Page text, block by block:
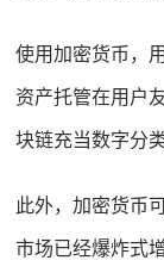
使用加密货币，
资产托管在用户
块链充当数字分
此外，加密货币
市场已经爆炸式